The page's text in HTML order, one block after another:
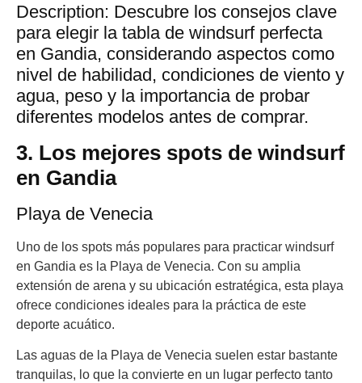
Description: Descubre los consejos clave
para elegir la tabla de windsurf perfecta
en Gandia, considerando aspectos como
nivel de habilidad, condiciones de viento y
agua, peso y la importancia de probar
diferentes modelos antes de comprar.
3. Los mejores spots de windsurf
en Gandia
Playa de Venecia
Uno de los spots más populares para practicar windsurf
en Gandia es la Playa de Venecia. Con su amplia
extensión de arena y su ubicación estratégica, esta playa
ofrece condiciones ideales para la práctica de este
deporte acuático.
Las aguas de la Playa de Venecia suelen estar bastante
tranquilas, lo que la convierte en un lugar perfecto tanto